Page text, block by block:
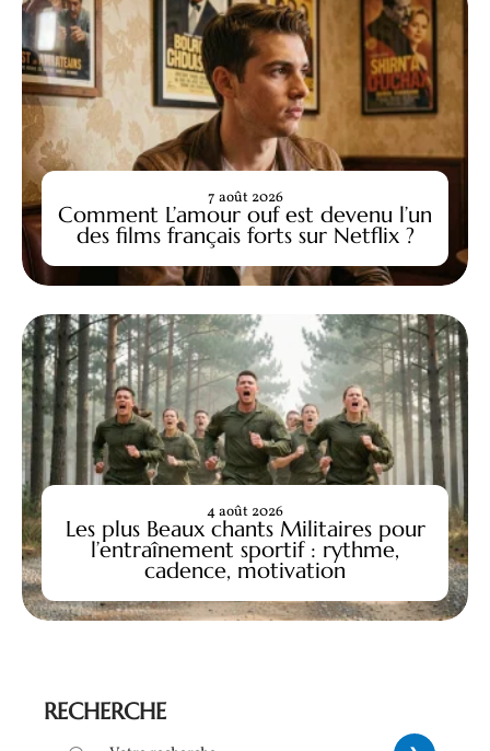
Comment L’amour ouf est devenu l’un
des films français forts sur Netflix ?
7 août 2026
Les plus Beaux chants Militaires pour
l’entraînement sportif : rythme,
cadence, motivation
4 août 2026
RECHERCHE